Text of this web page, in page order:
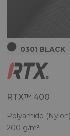
0301 BLACK
RTX™ 400
Polyamide
200 g/m²